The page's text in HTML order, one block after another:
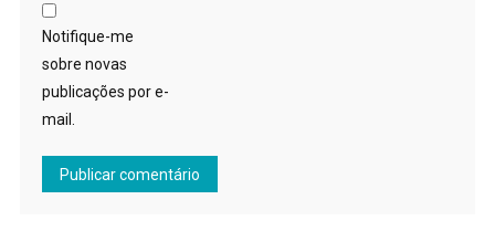
Notifique-me
sobre novas
publicações por e-
mail.